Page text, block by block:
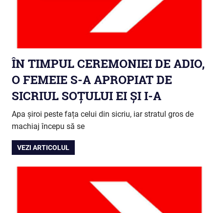
ÎN TIMPUL CEREMONIEI DE ADIO,
O FEMEIE S-A APROPIAT DE
SICRIUL SOȚULUI EI ȘI I-A
Apa șiroi peste fața celui din sicriu, iar stratul gros de
machiaj începu să se
VEZI ARTICOLUL